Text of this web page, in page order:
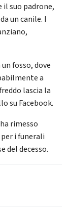
suo padrone,
un canile. I
fosso, dove
a
lascia la
su Facebook.
rimesso
i funerali
del decesso.